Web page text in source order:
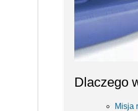
Dlaczego
Misja